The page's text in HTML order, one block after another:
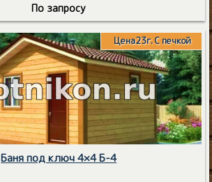
По запросу
Цена23г. С печкой
Баня под ключ 4×4 Б-4